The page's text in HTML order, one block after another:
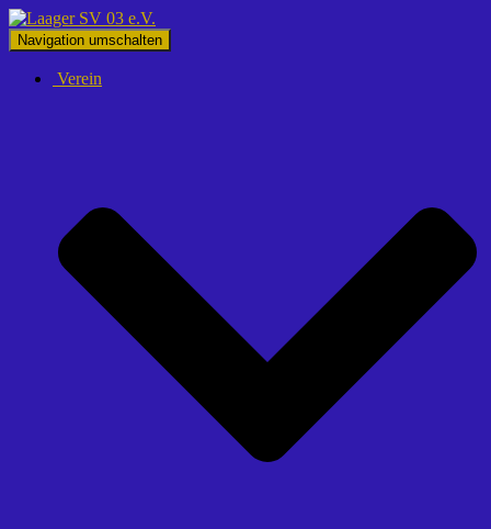
Navigation umschalten
Verein